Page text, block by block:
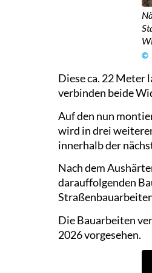
©
Diese ca. 22 Meter
verbinden beide
Auf den nun
wird in drei
innerhalb der
Nach dem
darauffolgenden
Die Bauarbeiten
2026 vorgesehen.